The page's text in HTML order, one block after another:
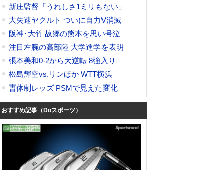
新庄監督「うれしさ1ミリもない」
大失速ヤクルト ついに自力V消滅
阪神･大竹 故郷の熊本を思い号泣
注目左腕の高部陸 大学進学を表明
張本美和0-2から大逆転 8強入り
松島輝空vs.リンほか WTT横浜
曺体制レッズ PSMで見えた変化
おすすめ記事（Doスポーツ）